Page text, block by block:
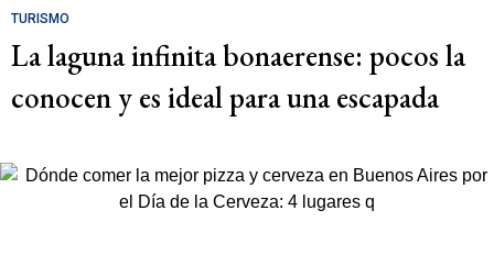
TURISMO
La laguna infinita bonaerense: pocos la
conocen y es ideal para una escapada